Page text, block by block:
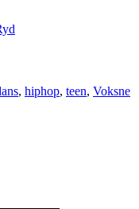
, hiphop, teen, Voksne